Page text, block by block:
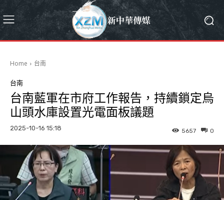
Home 台南
台南
台南藍軍在市府工作報告，持續鎖定烏
山頭水庫設置光電面板議題
2025-10-16 15:18 0
5657